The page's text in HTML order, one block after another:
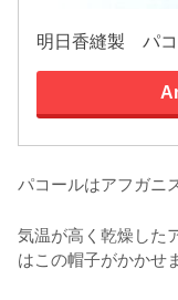
明日香縫製 パ
パコールはアフガニ
気温が高く乾燥した
はこの帽子がかかせ